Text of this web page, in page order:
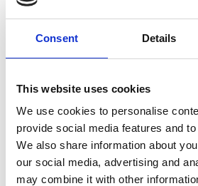
Consent Details
This website uses cookies
We use cookies to personalise
provide social media features and
We also share information about
our social media, advertising and
may combine it with other
7 Agosto 2026
Nel primo semestre è
costruzione di nuove abitazioni
Repubblica Ceca